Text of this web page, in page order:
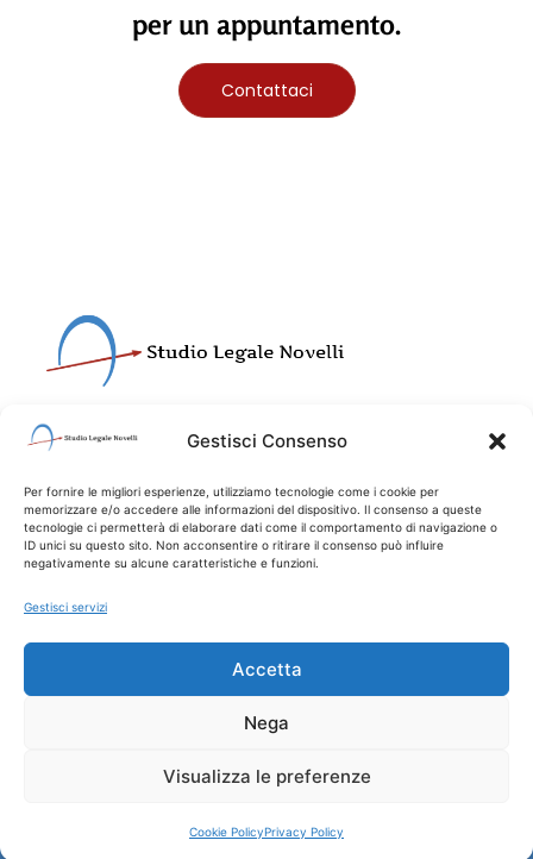
Gestisci Consenso
Per fornire le migliori esperienze, utilizziamo tecnologie come i cookie per
memorizzare e/o accedere alle informazioni del dispositivo. Il consenso a queste
tecnologie ci permetterà di elaborare dati come il comportamento di navigazione o
ID unici su questo sito. Non acconsentire o ritirare il consenso può influire
negativamente su alcune caratteristiche e funzioni.
Gestisci servizi
Accetta
Nega
Visualizza le preferenze
Cookie PolicyPrivacy Policy
per un appuntamento.
Contattaci
Address:Via XX Settembre 26/9, 16121 Genova
Phone:010 5704153Email:infostudiolegalenovelli.it
Disclaimer Privacy Policy Cookie Policy (EU)
DALL’UNIONE EUROPEA
PROGETTO DI DIGITALIZZAZIONE
DELLE ATTIVITA’ DELLO STUDIO
LEGALE NOVELLI.
FONDO EUROPEO DI SVILUPPO
REGIONALE | PR FESR LIGURIA 2021-